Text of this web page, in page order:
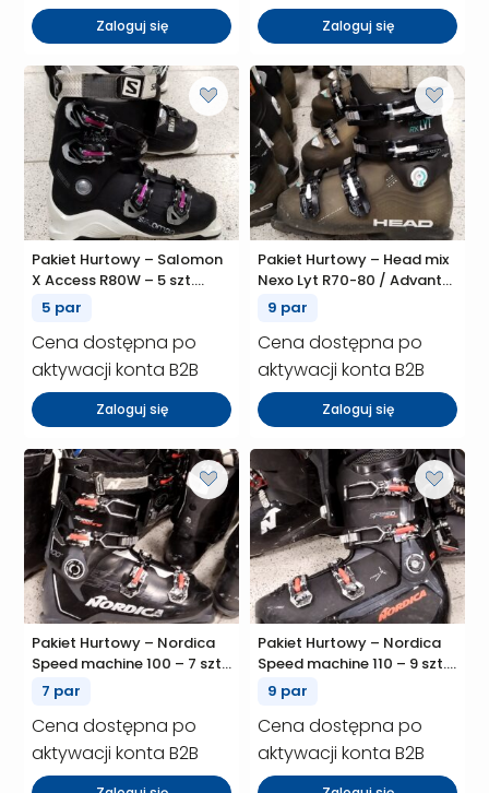
Zaloguj się Zaloguj się
Pakiet Hurtowy – Salomon
X Access R80W – 5 szt.
(P01094)
5 par
Cena dostępna po
aktywacji konta B2B
Zaloguj się
Pakiet Hurtowy – Head mix
Nexo Lyt R70-80 / Advant
Edge R75 – 9 szt. (P01084)
9 par
Cena dostępna po
aktywacji konta B2B
Zaloguj się
Pakiet Hurtowy – Nordica
Speed machine 100 – 7 szt.
(P01083)
7 par
Cena dostępna po
aktywacji konta B2B
Pakiet Hurtowy – Nordica
Speed machine 110 – 9 szt.
(P01081)
9 par
Cena dostępna po
aktywacji konta B2B